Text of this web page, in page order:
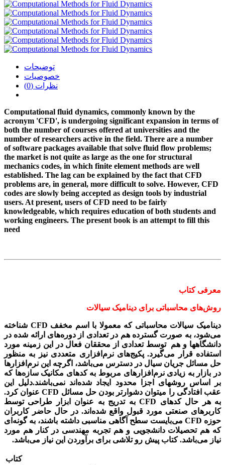
توضیحات
خصوصیات
نظرات (0)
Computational fluid dynamics, commonly known by the
acronym 'CFD', is undergoing significant expansion in terms of
both the number of courses offered at universities and the
number of researchers active in the field. There are a number
of software packages available that solve fluid flow problems;
the market is not quite as large as the one for structural
mechanics codes, in which finite element methods are well
established. The lag can be explained by the fact that CFD
problems are, in general, more difficult to solve. However, CFD
codes are slowly being accepted as design tools by industrial
users. At present, users of CFD need to be fairly
knowledgeable, which requires education of both students and
working engineers. The present book is an attempt to fill this
need
معرفی کتاب
روش‌های محاسباتی برای دینامیک سیالات
دینامیک سیالات محاسباتی که معمولا با اسم مخفف CFD شناخته
می­‌شود، به صورت گسترده هم در تعدادی از دوره‌های ارائه شده در
دانشگاهها و هم توسط تعدادی از محققان فعال در این زمینه مورد
استفاده قرار می­‌گیرد. پکیج­‌های نرم‌افزاری متعددی نیز به منظور
حل مسائل جریان سیال در دسترس می­‌باشد، اگرچه این نرم‌افزارها
در بازار به زیادی نرم‌افزارهای مربوط به کدهای مکانیک سازه­‌ها که
بر اساس روشهای اجزا محدود ایجاد شده‌اند نمی‌باشند.دلیل این
عقب افتادگی را می­توان دشوارتر بودن حل مسائل CFDعنوان کرد.
به هر حال کدهای CFDبه تدریج به عنوان ابزار طراحی توسط
کاربرهای صنعتی مورد قبول واقع شده‌­اند. در حال حاضر کاربران
حوزه CFD می­‌بایست سطح آگاهی مناسبی داشته باشند، به گونه‌ای
که هم تحصیلات دانشجویی و هم تجربه مهندسی در کنار هم مورد
نیاز می‌­باشد. کتاب پیش رو تلاشی برای برآوردن این نیاز می­‌باشد.
کتاب